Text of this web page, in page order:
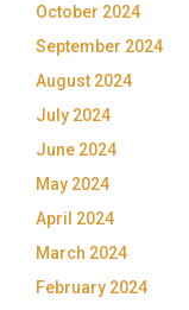
October 2024
September 2024
August 2024
July 2024
June 2024
May 2024
April 2024
March 2024
February 2024